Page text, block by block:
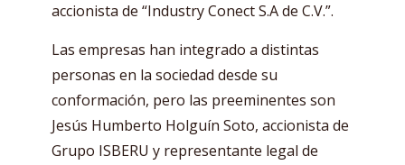
accionista de “Industry Conect S.A de C.V.”.
Las empresas han integrado a distintas
personas en la sociedad desde su
conformación, pero las preeminentes son
Jesús Humberto Holguín Soto, accionista de
Grupo ISBERU y representante legal de